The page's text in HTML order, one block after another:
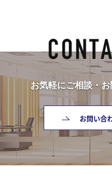
お気軽にご相談・
お問い合